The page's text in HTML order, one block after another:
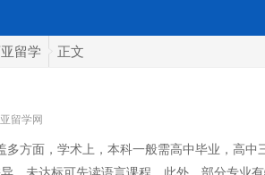
留学 正文
留学网
多方面，学术上，本科一般需高中毕业，高